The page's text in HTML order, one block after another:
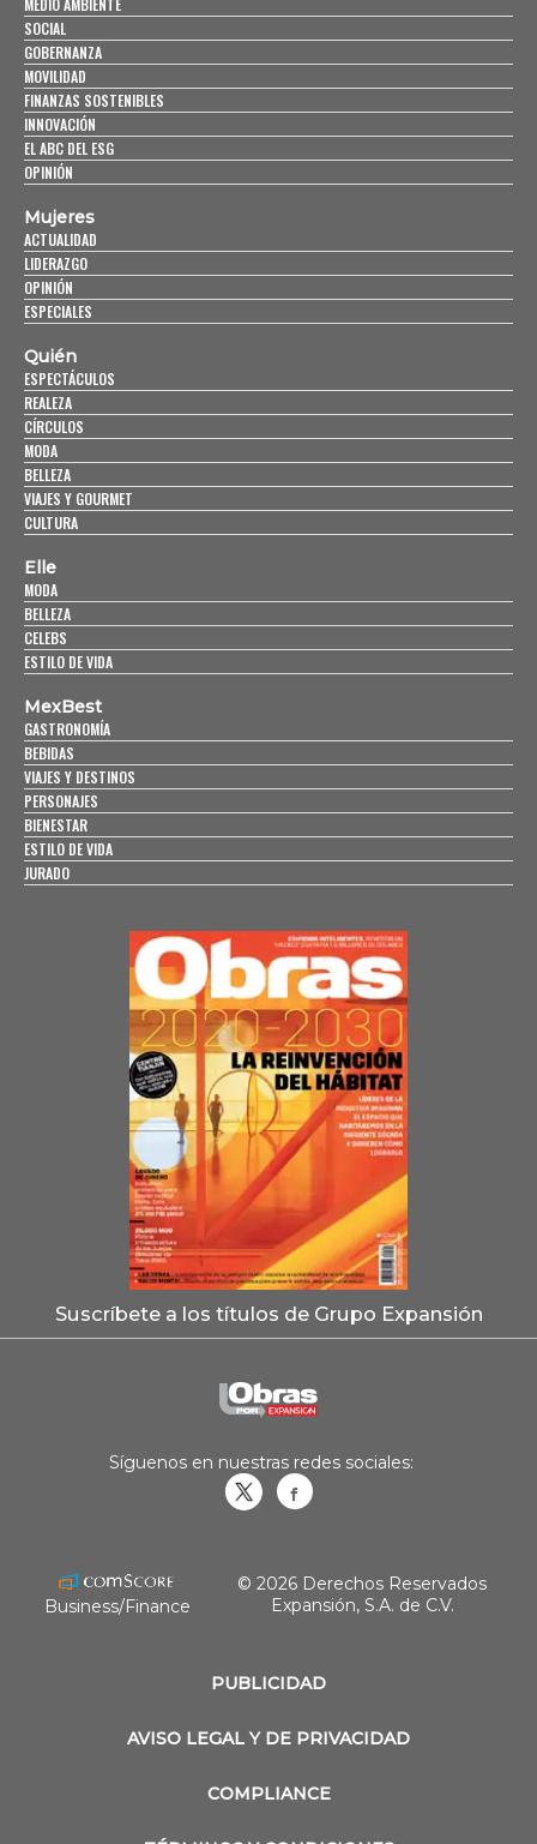
MEDIO AMBIENTE
SOCIAL
GOBERNANZA
MOVILIDAD
FINANZAS SOSTENIBLES
INNOVACIÓN
EL ABC DEL ESG
OPINIÓN
Mujeres
ACTUALIDAD
LIDERAZGO
OPINIÓN
ESPECIALES
Quién
ESPECTÁCULOS
REALEZA
CÍRCULOS
MODA
BELLEZA
VIAJES Y GOURMET
CULTURA
Elle
MODA
BELLEZA
CELEBS
ESTILO DE VIDA
MexBest
GASTRONOMÍA
BEBIDAS
VIAJES Y DESTINOS
PERSONAJES
BIENESTAR
ESTILO DE VIDA
JURADO
Suscríbete a los títulos de Grupo Expansión
PUBLICIDAD
AVISO LEGAL Y DE PRIVACIDAD
COMPLIANCE
Síguenos en nuestras redes sociales:
Business/Finance
© 2026 Derechos Reservados
Expansión, S.A. de C.V.